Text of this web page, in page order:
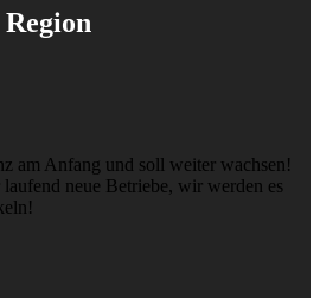
am Anfang und soll weiter wachsen!
neue Betriebe, wir werden es